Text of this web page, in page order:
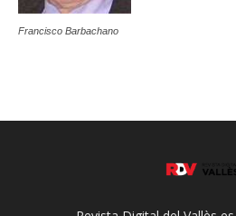
Francisco Barbachano